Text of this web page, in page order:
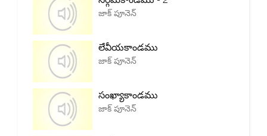
జాక్ పూనెన్
లేవీయకాండము
జాక్ పూనెన్
సంఖ్యాకాండము
జాక్ పూనెన్